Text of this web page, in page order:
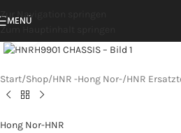
Zur Navigation springen
Zum Hauptinhalt springen
MENÜ
Start/Shop/HNR -Hong Nor-/HNR
Hong Nor-HNR